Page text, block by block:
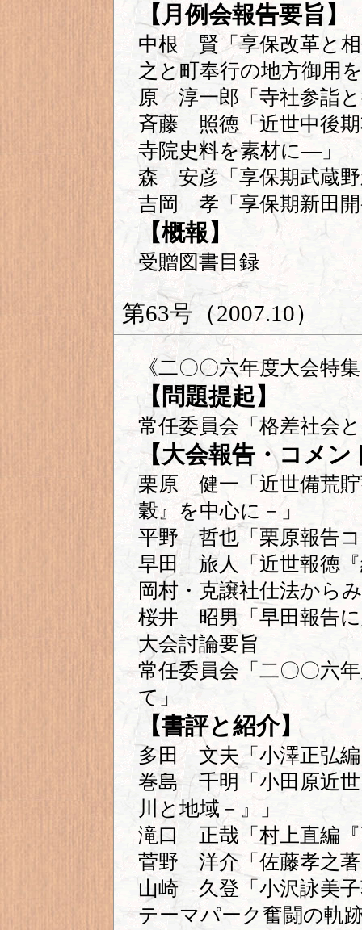
【月例会報告要旨】
中根 賢「享保改革と
之と町奉行の地方御用
原 淳一郎「寺社参詣
斉藤 照徳「近世中後
寺院史料を素材に―」
森 安彦「享保期武蔵
吉岡 孝「享保期新田開
【概報】
受贈図書目録
第63号（2007.10）
《二〇〇六年度大会特
【問題提起】
常任委員会「格差社会
【大会報告・コメン
栗原 健一「近世備荒貯
穀』を中心に－」
平野 哲也「栗原報告
早田 旅人「近世報徳『
岡村・克譲社仕法から
桜井 昭男「早田報告
大会討論要旨
常任委員会「二〇〇六
て」
【書評と紹介】
多田 文夫「小澤正弘
巻島 千明「小田原近世
川と地域－』」
滝口 正哉「村上直編『
菅野 洋介「佐藤孝之
山崎 久登「小沢詠美子
テーマパーク奮闘の軌